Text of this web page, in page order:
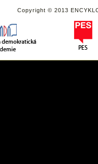
Copyright © 2013